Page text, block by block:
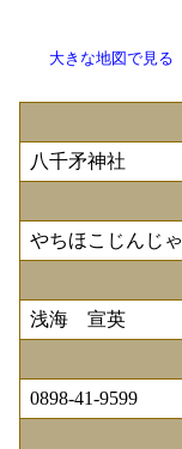
大きな地図で見る
八千矛神社
やちほこじんじゃ
浅海 宣英
0898-41-9599